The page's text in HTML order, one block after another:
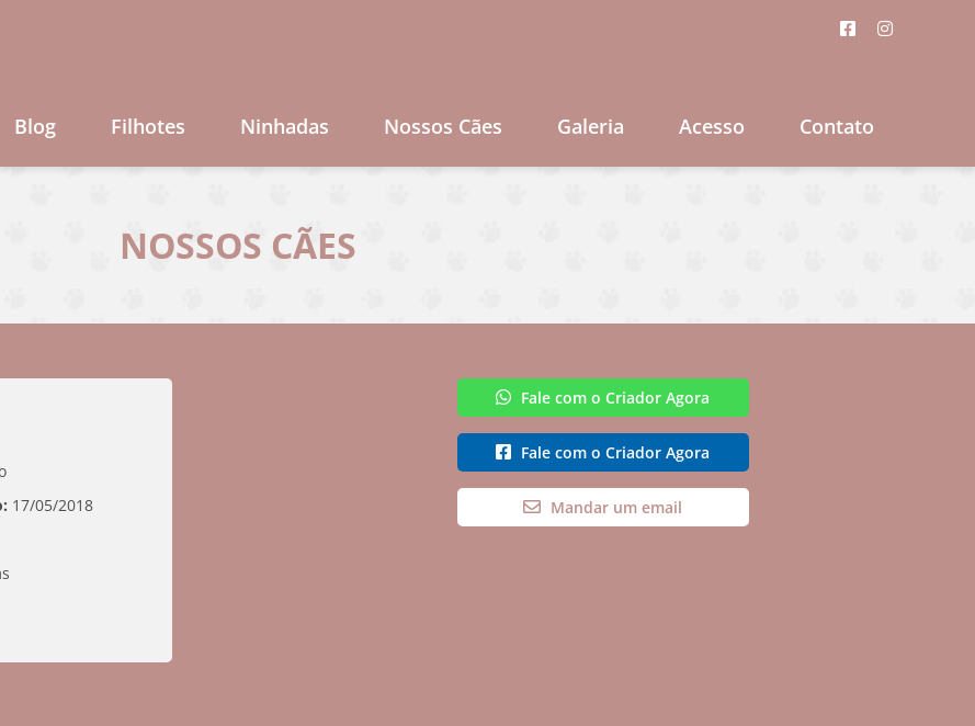
Blog Filhotes Ninhadas Nossos Cães Galeria Acesso Contato
NOSSOS CÃES
17/05/2018
Fale com o Criador Agora
Fale com o Criador Agora
Mandar um email